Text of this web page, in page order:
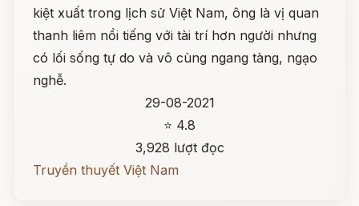
kiệt xuất trong lịch sử Việt Nam, ông là vị quan
thanh liêm nổi tiếng với tài trí hơn người nhưng
có lối sống tự do và vô cùng ngang tàng, ngạo
nghễ.
29-08-2021
⭐ 4.8
3,928 lượt đọc
Truyền thuyết Việt Nam